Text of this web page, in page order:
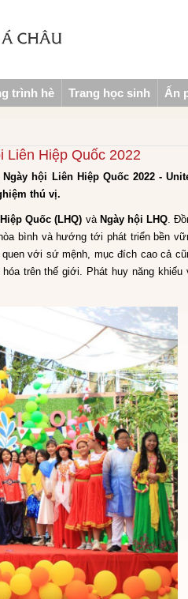
trình hè Trang học sinh Ấn
Liên Hiệp Quốc 2022
hội Liên Hiệp Quốc 2022 -
thú vị.
Quốc (LHQ) và Ngày hội LHQ.
bình và hướng tới phát triển bền
với sứ mệnh, mục đích cao cả
trên thế giới. Phát huy năng khiếu